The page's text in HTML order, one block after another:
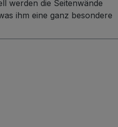
werden die Seitenwände
ihm eine ganz besondere